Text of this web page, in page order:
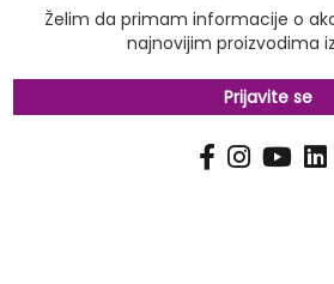
Želim da primam informacije o
najnovijim proizvodima
Prijavite se